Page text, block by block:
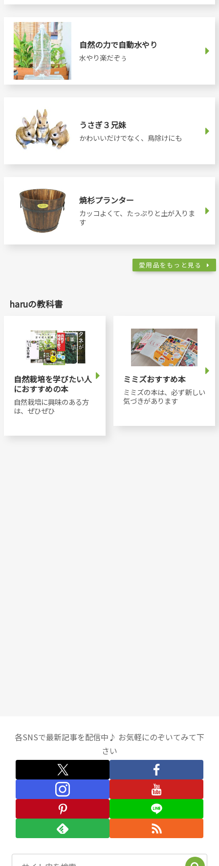
自然の力で自動水やり
水やり楽だぞぅ
うさぎ３兄妹
かわいいだけでなく、鳥除けにも
焼杉プランター
カッコよくて、たっぷりと土が入りま
す
愛用品をもっと見る
haruの教科書
自然栽培を学びたい人
におすすめの本
自然栽培に興味のある方
は、ぜひぜひ
ミミズおすすめ本
ミミズの本は、必ず新しい
気づきがあります
各SNSで最新記事を配信中♪ お気軽にのぞいてみて下
さい